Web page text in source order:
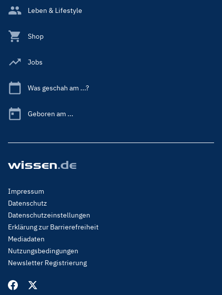
Leben & Lifestyle
Shop
Jobs
Was geschah am ...?
Geboren am ...
Footer
Menu
Legal
Impressum
Datenschutz
Datenschutzeinstellungen
Erklärung zur Barrierefreiheit
Mediadaten
Nutzungsbedingungen
Newsletter Registrierung